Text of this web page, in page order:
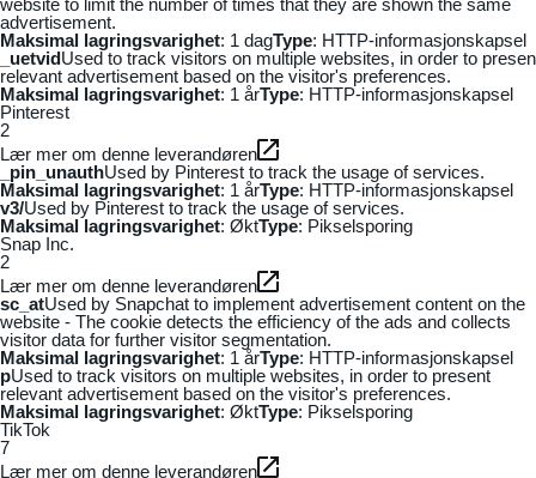
advertisement.
Maksimal lagringsvarighet: 1 dagType: HTTP-informasjonskapsel
_uetvidUsed to track visitors on multiple websites, in order to
relevant advertisement based on the visitor's preferences.
Maksimal lagringsvarighet: 1 årType: HTTP-informasjonskapsel
Pinterest
2
Lær mer om denne leverandøren
_pin_unauthUsed by Pinterest to track the usage of services.
Maksimal lagringsvarighet: 1 årType: HTTP-informasjonskapsel
v3/Used by Pinterest to track the usage of services.
Maksimal lagringsvarighet: ØktType: Pikselsporing
Snap Inc.
2
Lær mer om denne leverandøren
sc_atUsed by Snapchat to implement advertisement content on the
website - The cookie detects the efficiency of the ads and collects
visitor data for further visitor segmentation.
Maksimal lagringsvarighet: 1 årType: HTTP-informasjonskapsel
pUsed to track visitors on multiple websites, in order to present
relevant advertisement based on the visitor's preferences.
Maksimal lagringsvarighet: ØktType: Pikselsporing
TikTok
7
Lær mer om denne leverandøren